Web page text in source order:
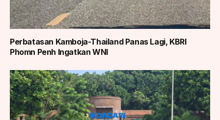
Perbatasan Kamboja-Thailand Panas Lagi, KBRI
Phomn Penh Ingatkan WNI